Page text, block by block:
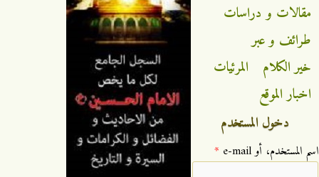
مقالات و دراسات
طرائف و عبر
خير الكلام
المرئيات
اخبار الموقع
دخول المستخدم
‏اسم المستخدم، أو e-mail ‏ *